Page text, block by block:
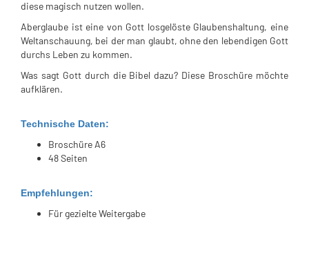
diese magisch nutzen wollen.
Aberglaube ist eine von Gott losgelöste Glaubenshaltung, eine
Weltanschauung, bei der man glaubt, ohne den lebendigen Gott
durchs Leben zu kommen.
Was sagt Gott durch die Bibel dazu? Diese Broschüre möchte
aufklären.
Technische Daten:
Broschüre A6
48 Seiten
Empfehlungen:
Für gezielte Weitergabe